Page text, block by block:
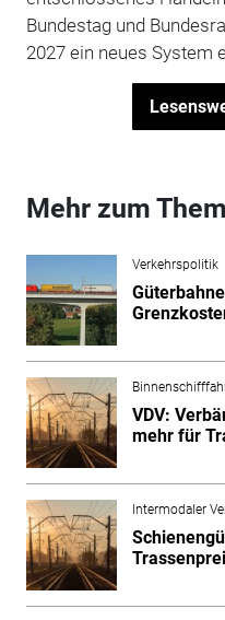
Bundestag und
2027 ein neues System
Mehr zum
Verkehrspolitik
VDV:
mehr für
Intermodaler